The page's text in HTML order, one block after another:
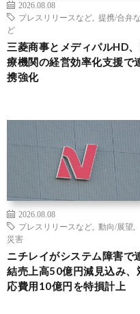
2026.08.08
プレスリリースなど
提携/合弁な
ど
三菱商事とメディパルHD
療機関の経営効率化支援で
携強化
2026.08.08
プレスリリースなど
動向/展望
災害
ニチレイがシステム障害で
結売上高50億円減見込み、
応費用10億円を特損計上